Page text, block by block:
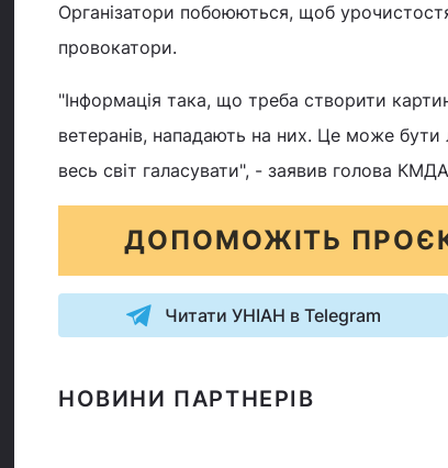
Організатори побоюються, щоб
провокатори.
"Інформація така, що треба створити
ветеранів, нападають на них. Це може
весь світ галасувати", - заявив голова
ДОПОМОЖІТЬ
Читати УНІАН в Telegram
НОВИНИ ПАРТНЕРІВ